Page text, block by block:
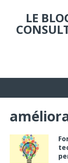
LE